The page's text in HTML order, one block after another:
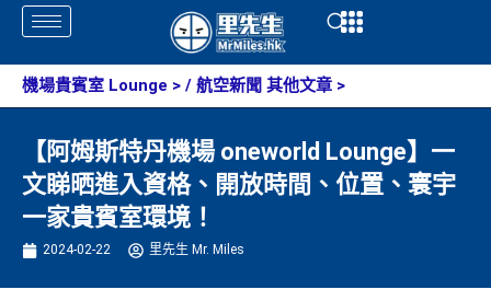
Skip
content
Open
機場貴賓室 Lounge > / 航空新聞 其他文章 >
【阿姆斯特丹機場 oneworld Lounge】一
文睇晒進入資格、開放時間、位置、寰宇
一家貴賓室環境！
2024-02-22 里先生 Mr. Miles